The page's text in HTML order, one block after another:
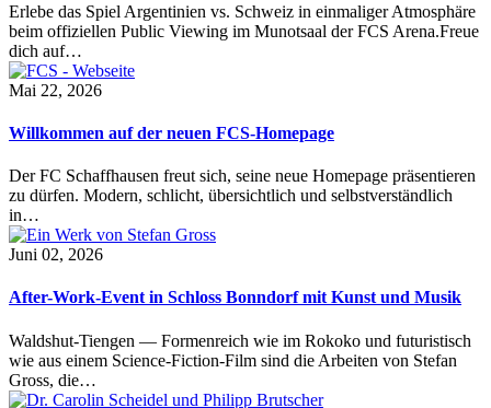
Erlebe das Spiel Argentinien vs. Schweiz in einmaliger Atmosphäre
beim offiziellen Public Viewing im Munotsaal der FCS Arena.Freue
dich auf…
Mai 22, 2026
Willkommen auf der neuen FCS-Homepage
Der FC Schaffhausen freut sich, seine neue Homepage präsentieren
zu dürfen. Modern, schlicht, übersichtlich und selbstverständlich
in…
Juni 02, 2026
After-Work-Event in Schloss Bonndorf mit Kunst und Musik
Waldshut-Tiengen — Formenreich wie im Rokoko und futuristisch
wie aus einem Science-Fiction-Film sind die Arbeiten von Stefan
Gross, die…